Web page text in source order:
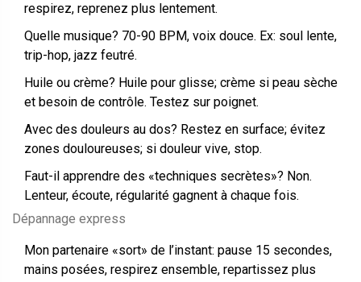
respirez, reprenez plus lentement.
Quelle musique? 70-90 BPM, voix douce. Ex: soul lente,
trip-hop, jazz feutré.
Huile ou crème? Huile pour glisse; crème si peau sèche
et besoin de contrôle. Testez sur poignet.
Avec des douleurs au dos? Restez en surface; évitez
zones douloureuses; si douleur vive, stop.
Faut-il apprendre des «techniques secrètes»? Non.
Lenteur, écoute, régularité gagnent à chaque fois.
Dépannage express
Mon partenaire «sort» de l’instant: pause 15 secondes,
mains posées, respirez ensemble, repartissez plus